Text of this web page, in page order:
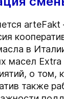
в
масел
о том,
также